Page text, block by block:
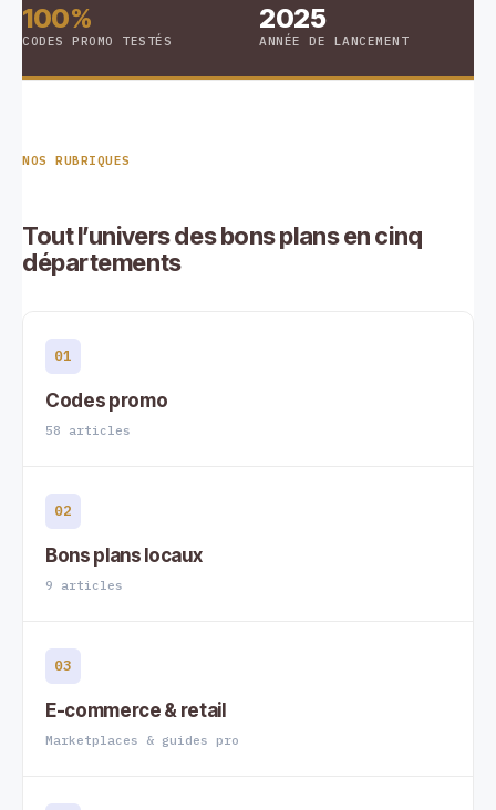
100%
CODES PROMO TESTÉS
2025
ANNÉE DE LANCEMENT
NOS RUBRIQUES
Tout l’univers des bons plans en cinq
départements
01
Codes promo
58 articles
02
Bons plans locaux
9 articles
03
E-commerce & retail
Marketplaces & guides pro